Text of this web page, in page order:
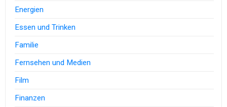
Energien
Essen und Trinken
Familie
Fernsehen und Medien
Film
Finanzen